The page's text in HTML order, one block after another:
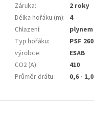
Záruka:
2 roky
Délka hořáku (m): 4
Chlazení:
plynem
Typ hořáku:
PSF 260
výrobce:
ESAB
CO2 (A):
410
Průměr drátu: 0,6 - 1,0